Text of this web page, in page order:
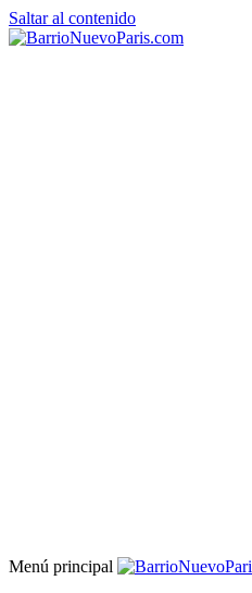
Saltar al contenido
Menú principal